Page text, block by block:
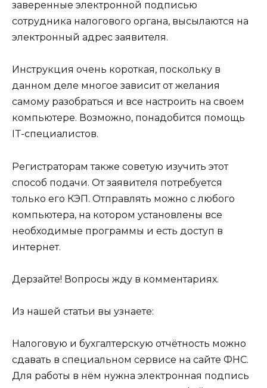
заверенные электронной подписью
сотрудника налогового органа, высылаются на
электронный адрес заявителя.
Инструкция очень короткая, поскольку в
данном деле многое зависит от желания
самому разобраться и все настроить на своем
компьютере. Возможно, понадобится помощь
IT-специалистов.
Регистраторам также советую изучить этот
способ подачи. От заявителя потребуется
только его КЭП. Отправлять можно с любого
компьютера, на котором установлены все
необходимые программы и есть доступ в
интернет.
Дерзайте! Вопросы жду в комментариях.
Из нашей статьи вы узнаете:
Налоговую и бухгалтерскую отчётность можно
сдавать в специальном сервисе на сайте ФНС.
Для работы в нём нужна электронная подпись